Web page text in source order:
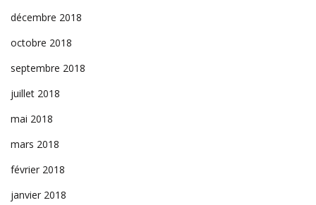
décembre 2018
octobre 2018
septembre 2018
juillet 2018
mai 2018
mars 2018
février 2018
janvier 2018